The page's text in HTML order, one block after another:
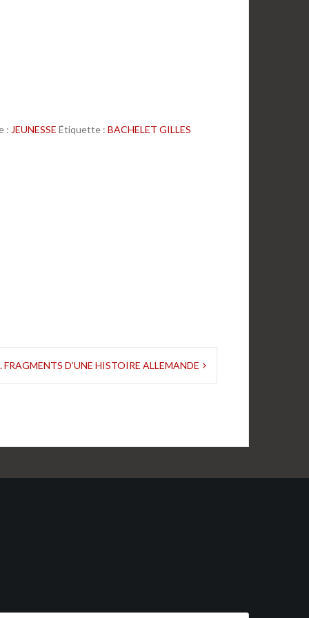
: JEUNESSE Étiquette : BACHELET GILLES
FRAGMENTS D’UNE HISTOIRE ALLEMANDE